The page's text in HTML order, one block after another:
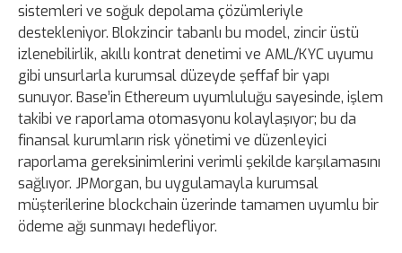
sistemleri ve soğuk depolama çözümleriyle
destekleniyor. Blokzincir tabanlı bu model, zincir üstü
izlenebilirlik, akıllı kontrat denetimi ve AML/KYC uyumu
gibi unsurlarla kurumsal düzeyde şeffaf bir yapı
sunuyor. Base’in Ethereum uyumluluğu sayesinde, işlem
takibi ve raporlama otomasyonu kolaylaşıyor; bu da
finansal kurumların risk yönetimi ve düzenleyici
raporlama gereksinimlerini verimli şekilde karşılamasını
sağlıyor. JPMorgan, bu uygulamayla kurumsal
müşterilerine blockchain üzerinde tamamen uyumlu bir
ödeme ağı sunmayı hedefliyor.